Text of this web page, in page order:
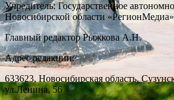
Учредитель: Государственное
Новосибирской области «РегионМедиа»
Главный редактор Рыжкова А.Н.
Адрес редакции:
633623, Новосибирская область,
ул.Ленина, 56